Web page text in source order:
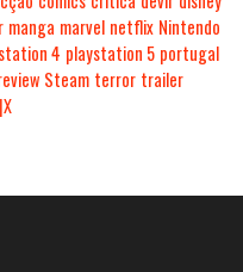
manga marvel netflix Nintendo
4 playstation 5 portugal
Steam terror trailer